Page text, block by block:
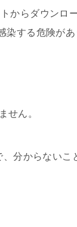
からダウンロ
染する危険があ
せん。
分からないこ